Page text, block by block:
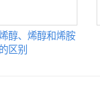
醇、烯醇和烯胺
的区别